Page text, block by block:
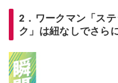
2．ワークマン「ス
ク」は紐なしでさら